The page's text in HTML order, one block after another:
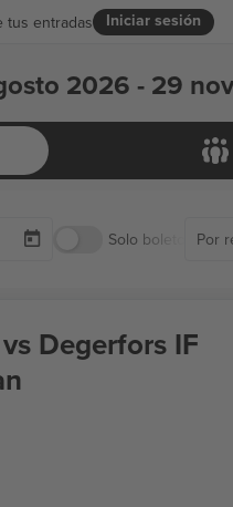
Iniciar sesión
tus entradas
2026 - 29
Solo boletosPor
Degerfors IF